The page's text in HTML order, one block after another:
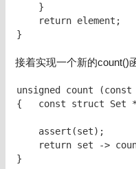
}
return element;
}
接着实现一个新的count()
unsigned count
{   const struct Set
assert(set);
return set ->
}